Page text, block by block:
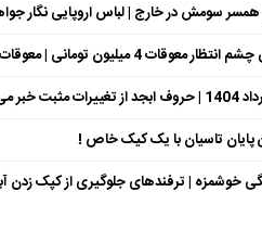
سومش در خارج | لباس اروپایی نگار
فروردین حقوق بازنشستگان کی واریز می شود ؟
پایان تاسیان با یک کیک خاص !
خوشمزه | ترفندهای جلوگیری از کپک زدن